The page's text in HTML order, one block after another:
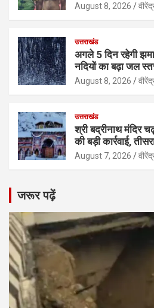
August 8, 2026
उत्तराखंड
अगले 5 दिन रहेगी
नदियों का बढ़ा जल
August 8, 2026
उत्तराखंड
श्री बद्रीनाथ मंदिर
की बड़ी कार्रवाई,
August 7, 2026
जरूर पढ़ें